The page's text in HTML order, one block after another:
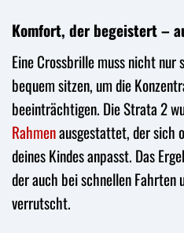
Komfort, der begeistert –
Eine Crossbrille muss nicht nur
bequem sitzen, um die
beeinträchtigen. Die Strata 2
Rahmenausgestattet, der sich
deines Kindes anpasst. Das
der auch bei schnellen Fahrten
verrutscht.